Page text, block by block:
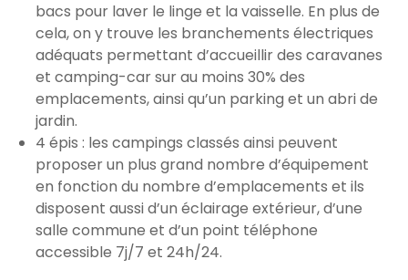
bacs pour laver le linge et la vaisselle. En plus de
cela, on y trouve les branchements électriques
adéquats permettant d’accueillir des caravanes
et camping-car sur au moins 30% des
emplacements, ainsi qu’un parking et un abri de
jardin.
4 épis : les campings classés ainsi peuvent
proposer un plus grand nombre d’équipement
en fonction du nombre d’emplacements et ils
disposent aussi d’un éclairage extérieur, d’une
salle commune et d’un point téléphone
accessible 7j/7 et 24h/24.